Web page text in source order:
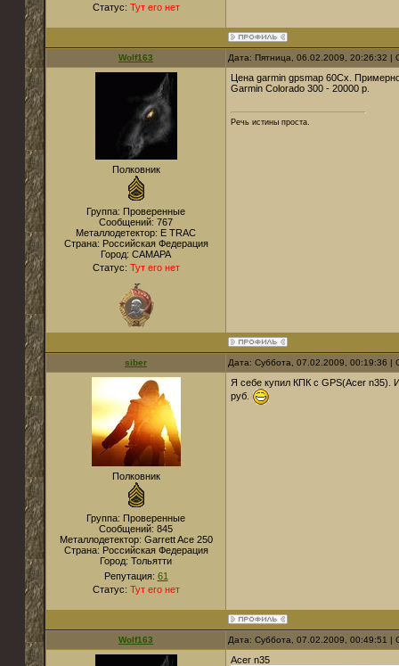
Статус: Тут его нет
Wolf163 Дата: Пятница, 06.02.2009, 20:26:32
Полковник
Группа: Проверенные
Сообщений: 767
Металлодетектор: E TRAC
Страна: Российская Федерация
Город: САМАРА
Статус: Тут его нет
Цена garmin gpsmap 60Cx.
Garmin Colorado 300 - 20000 р.
Речь истины проста.
siber Дата: Суббота, 07.02.2009, 00:19:36
Полковник
Группа: Проверенные
Сообщений: 845
Металлодетектор: Garrett Ace 250
Страна: Российская Федерация
Город: Тольятти
Репутация: 61
Статус: Тут его нет
Я себе купил КПК с GPS(Acer n35).
руб.
Wolf163 Дата: Суббота, 07.02.2009, 00:49:51
Acer n35